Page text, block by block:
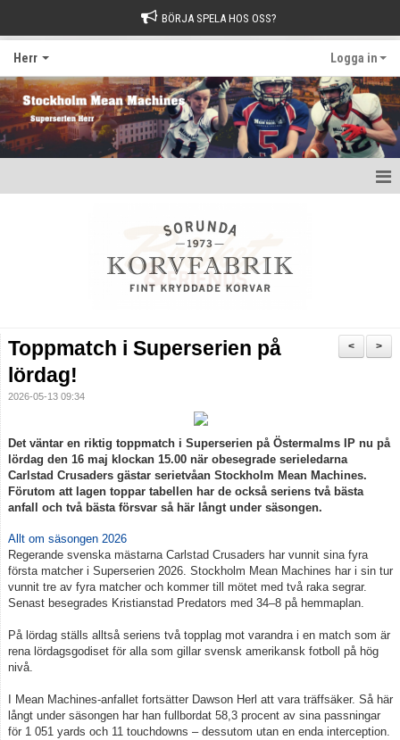
BÖRJA SPELA HOS OSS?
Herr Logga in
>
<
Toppmatch i Superserien på
lördag!
2026-05-13 09:34
Det väntar en riktig toppmatch i Superserien på Östermalms IP nu på
lördag den 16 maj klockan 15.00 när obesegrade serieledarna
Carlstad Crusaders gästar serietvåan Stockholm Mean Machines.
Förutom att lagen toppar tabellen har de också seriens två bästa
anfall och två bästa försvar så här långt under säsongen.
Allt om säsongen 2026
Regerande svenska mästarna Carlstad Crusaders har vunnit sina fyra
första matcher i Superserien 2026. Stockholm Mean Machines har i sin tur
vunnit tre av fyra matcher och kommer till mötet med två raka segrar.
Senast besegrades Kristianstad Predators med 34–8 på hemmaplan.
På lördag ställs alltså seriens två topplag mot varandra i en match som är
rena lördagsgodiset för alla som gillar svensk amerikansk fotboll på hög
nivå.
I Mean Machines-anfallet fortsätter Dawson Herl att vara träffsäker. Så här
långt under säsongen har han fullbordat 58,3 procent av sina passningar
för 1 051 yards och 11 touchdowns – dessutom utan en enda interception.